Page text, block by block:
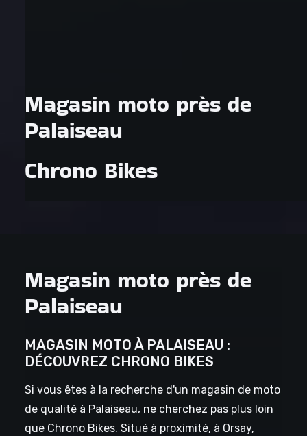
Magasin moto près de
Palaiseau
Chrono Bikes
Magasin moto près de
Palaiseau
MAGASIN MOTO À PALAISEAU :
DÉCOUVREZ CHRONO BIKES
Si vous êtes à la recherche d'un magasin de moto
de qualité à Palaiseau, ne cherchez pas plus loin
que Chrono Bikes. Situé à proximité, à Orsay,